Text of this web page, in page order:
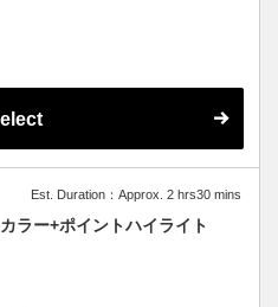
Est. Duration：Approx. 2 hrs30 mins
ラー+ポイントハイライト